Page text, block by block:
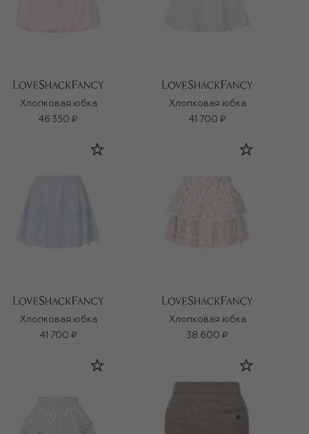
Хлопковая юбка
46 350 ₽
Хлопковая юбка
41 700 ₽
Хлопковая юбка
41 700 ₽
Хлопковая юбка
38 600 ₽